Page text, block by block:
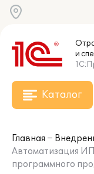
и
Каталог
Главная
Автоматизация
программного